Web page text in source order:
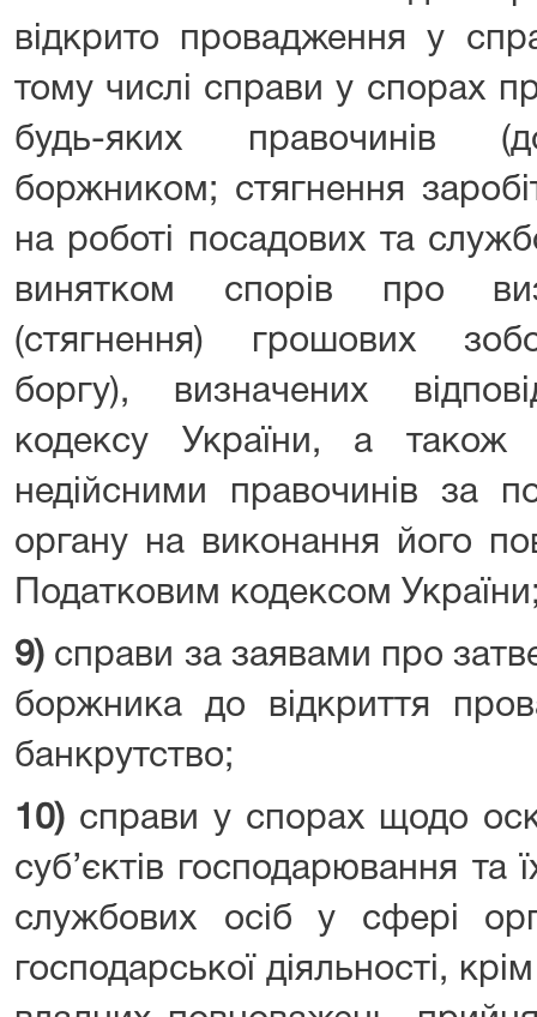
відкрито провадження у
тому числі справи у спорах
будь-яких правочинів
боржником; стягнення
на роботі посадових та
винятком спорів про
(стягнення) грошових
боргу), визначених
кодексу України, а також
недійсними правочинів за
органу на виконання його
Податковим кодексом
9) справи за заявами про
боржника до відкриття
банкрутство;
10) справи у спорах щодо
суб’єктів господарювання та
службових осіб у сфері
господарської діяльності,